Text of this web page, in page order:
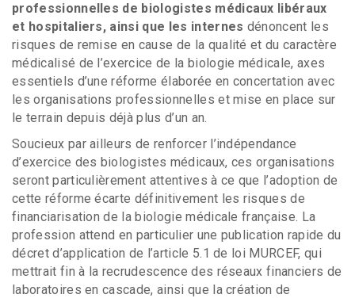
professionnelles de biologistes médicaux libéraux
et hospitaliers, ainsi que les internes dénoncent les
risques de remise en cause de la qualité et du caractère
médicalisé de l’exercice de la biologie médicale, axes
essentiels d’une réforme élaborée en concertation avec
les organisations professionnelles et mise en place sur
le terrain depuis déjà plus d’un an.
Soucieux par ailleurs de renforcer l’indépendance
d’exercice des biologistes médicaux, ces organisations
seront particulièrement attentives à ce que l’adoption de
cette réforme écarte définitivement les risques de
financiarisation de la biologie médicale française. La
profession attend en particulier une publication rapide du
décret d’application de l’article 5.1 de loi MURCEF, qui
mettrait fin à la recrudescence des réseaux financiers de
laboratoires en cascade, ainsi que la création de